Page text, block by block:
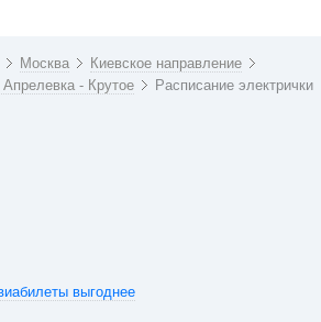
Москва
Киевское направление
Апрелевка - Крутое
Расписание электрички
выгоднее